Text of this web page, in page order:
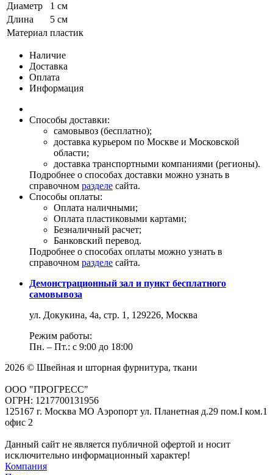
Диаметр
1 см
Длина
5 см
Материал пластик
Наличие
Доставка
Оплата
Информация
Способы доставки:
самовывоз (бесплатно);
доставка курьером по Москве и Московской
области;
доставка транспортными компаниями (регионы).
Подробнее о способах доставки можно узнать в
справочном разделе сайта.
Способы оплаты:
Оплата наличными;
Оплата пластиковыми картами;
Безналичный расчет;
Банковский перевод.
Подробнее о способах оплаты можно узнать в
справочном разделе сайта.
Демонстрационный зал и пункт бесплатного
самовывоза
ул. Докукина, 4а, стр. 1, 129226, Москва
Режим работы:
Пн. – Пт.: с 9:00 до 18:00
2026 © Швейная и шторная фурнитура, ткани
ООО "ПРОГРЕСС"
ОГРН: 1217700131956
125167 г. Москва МО Аэропорт ул. Планетная д.29 пом.I ком.1
офис 2
Данный сайт не является публичной офертой и носит
исключительно информационный характер!
Компания